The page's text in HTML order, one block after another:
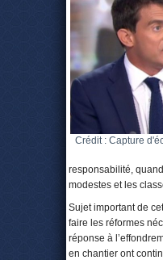
Crédit : Capture
responsabilité,
modestes et les
Sujet important de
faire les réformes
réponse à
en chantier ont